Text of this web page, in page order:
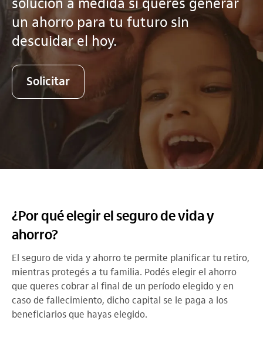
solución a medida si querés generar
un ahorro para tu futuro sin
descuidar el hoy.
Solicitar
¿Por qué elegir el seguro de vida y
ahorro?
El seguro de vida y ahorro te permite planificar tu retiro,
mientras protegés a tu familia. Podés elegir el ahorro
que queres cobrar al final de un período elegido y en
caso de fallecimiento, dicho capital se le paga a los
beneficiarios que hayas elegido.